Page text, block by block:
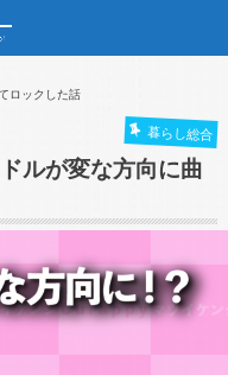
ロックした話
暮らし総合
ルが変な方向に曲